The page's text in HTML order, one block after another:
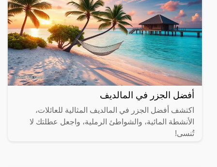
أفضل الجزر في المالديف
اكتشف أفضل الجزر في المالديف المثالية للعائلات،
الأنشطة المائية، والشواطئ الرملية، واجعل عطلتك لا
تُنسى!